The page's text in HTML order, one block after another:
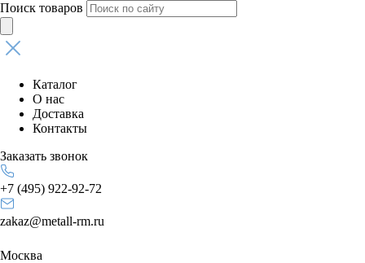
Поиск товаров
Каталог
О нас
Доставка
Контакты
Заказать звонок
+7 (495) 922-92-72
zakaz@metall-rm.ru
Москва